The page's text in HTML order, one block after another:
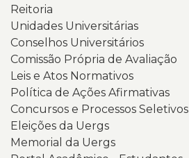
Reitoria
Unidades Universitárias
Conselhos Universitários
Comissão Própria de Avaliação
Leis e Atos Normativos
Política de Ações Afirmativas
Concursos e Processos Seletivos
Eleições da Uergs
Memorial da Uergs